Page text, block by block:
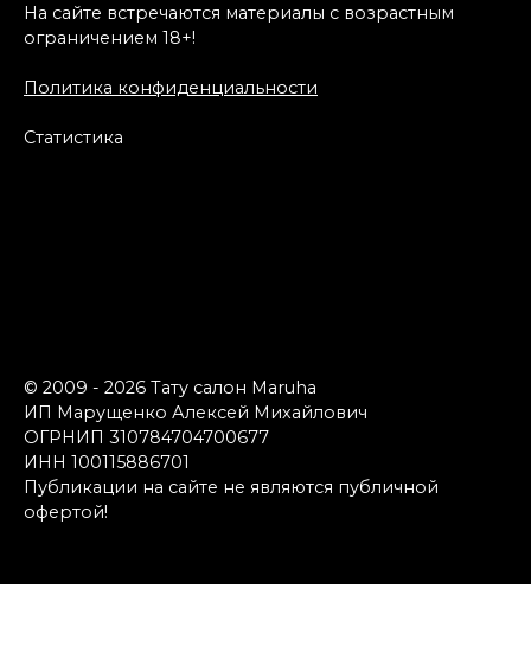
На сайте встречаются материалы с возрастным
ограничением 18+!
Политика конфиденциальности
Статистика
© 2009 - 2026 Тату салон Maruha
ИП Марущенко Алексей Михайлович
ОГРНИП 310784704700677
ИНН 100115886701
Публикации на сайте не являются публичной
офертой!